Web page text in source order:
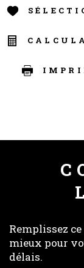
Remplissez
mieux pour
délais.